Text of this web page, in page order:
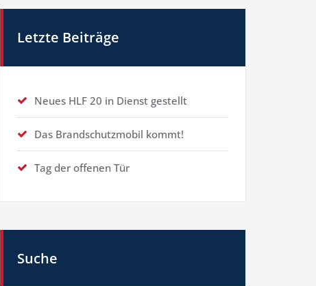
Letzte Beiträge
Neues HLF 20 in Dienst gestellt
Das Brandschutzmobil kommt!
Tag der offenen Tür
Suche